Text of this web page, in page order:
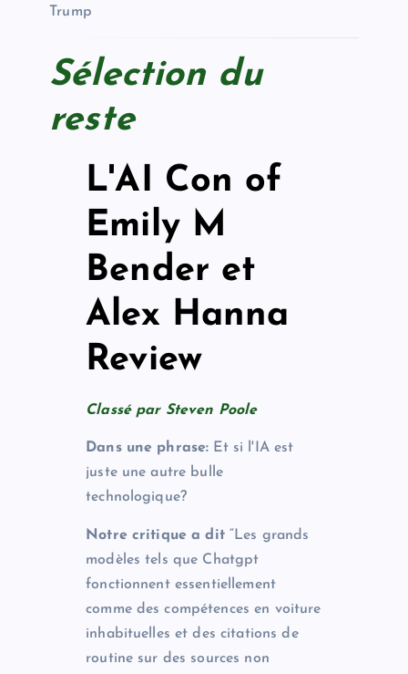
Trump
Sélection du
reste
L'AI Con of
Emily M
Bender et
Alex Hanna
Review
Classé par Steven Poole
Dans une phrase: Et si l'IA est
juste une autre bulle
technologique?
Notre critique a dit“Les grands
modèles tels que Chatgpt
fonctionnent essentiellement
comme des compétences en voiture
inhabituelles et des citations de
routine sur des sources non